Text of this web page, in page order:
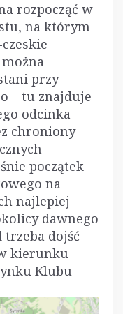
rozpocząć w
na którym
przy
– tu znajduje
odcinka
chroniony
początek
na
najlepiej
dawnego
trzeba dojść
kierunku
Klubu